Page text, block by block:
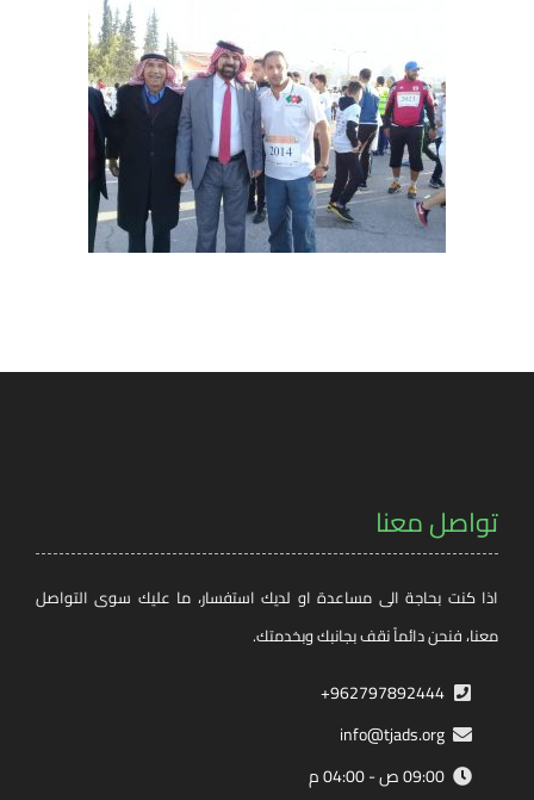
تواصل معنا
اذا كنت بحاجة الى مساعدة او لديك استفسار، ما عليك سوى التواصل
معنا، فنحن دائماً نقف بجانبك وبخدمتك.
962797892444+
info@tjads.org
09:00 ص - 04:00 م